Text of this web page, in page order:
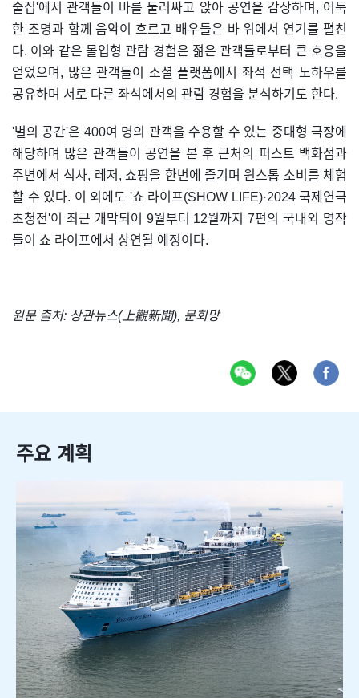
술집'에서 관객들이 바를 둘러싸고 앉아 공연을 감상하며, 어둑
한 조명과 함께 음악이 흐르고 배우들은 바 위에서 연기를 펼친
다. 이와 같은 몰입형 관람 경험은 젊은 관객들로부터 큰 호응을
얻었으며, 많은 관객들이 소셜 플랫폼에서 좌석 선택 노하우를
공유하며 서로 다른 좌석에서의 관람 경험을 분석하기도 한다.
'별의 공간'은 400여 명의 관객을 수용할 수 있는 중대형 극장에
해당하며 많은 관객들이 공연을 본 후 근처의 퍼스트 백화점과
주변에서 식사, 레저, 쇼핑을 한번에 즐기며 원스톱 소비를 체험
할 수 있다. 이 외에도 '쇼 라이프(SHOW LIFE)·2024 국제연극
초청전'이 최근 개막되어 9월부터 12월까지 7편의 국내외 명작
들이 쇼 라이프에서 상연될 예정이다.
원문 출처: 상관뉴스(上觀新聞), 문회망
주요 계획